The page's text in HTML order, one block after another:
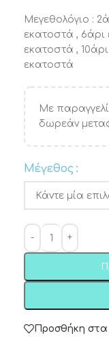
Μεγεθολόγιο :
εκατοστά , 6άρι
εκατοστά ,
εκατοστά
Με
δωρεάν
Μέγεθος
Προσθήκη